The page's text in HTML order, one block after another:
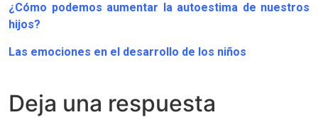
¿Cómo podemos aumentar la autoestima de nuestros
hijos?
Las emociones en el desarrollo de los niños
Deja una respuesta